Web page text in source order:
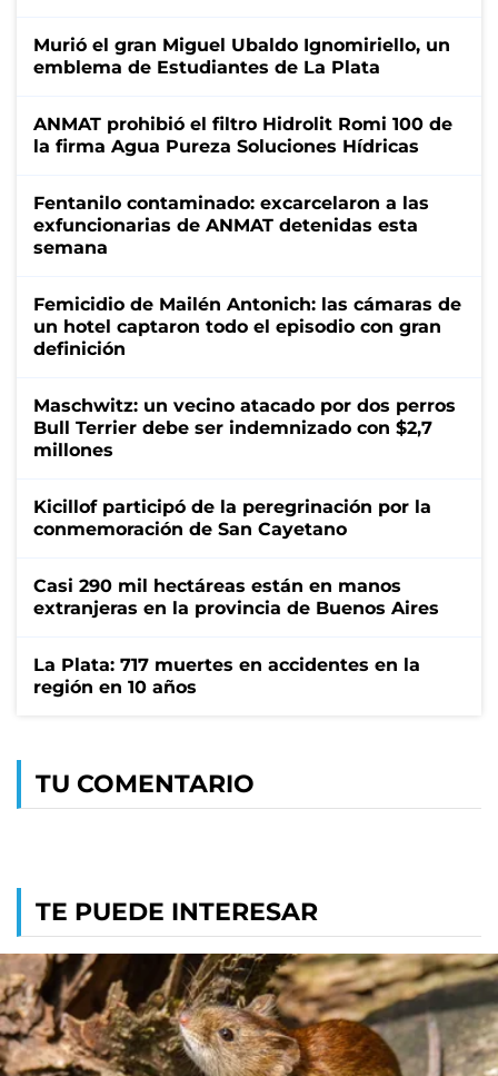
Murió el gran Miguel Ubaldo Ignomiriello, un
emblema de Estudiantes de La Plata
ANMAT prohibió el filtro Hidrolit Romi 100 de
la firma Agua Pureza Soluciones Hídricas
Fentanilo contaminado: excarcelaron a las
exfuncionarias de ANMAT detenidas esta
semana
Femicidio de Mailén Antonich: las cámaras de
un hotel captaron todo el episodio con gran
definición
Maschwitz: un vecino atacado por dos perros
Bull Terrier debe ser indemnizado con $2,7
millones
Kicillof participó de la peregrinación por la
conmemoración de San Cayetano
Casi 290 mil hectáreas están en manos
extranjeras en la provincia de Buenos Aires
La Plata: 717 muertes en accidentes en la
región en 10 años
TU COMENTARIO
TE PUEDE INTERESAR